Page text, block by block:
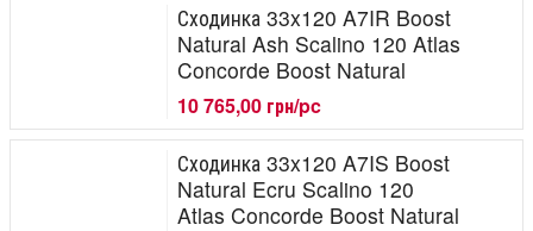
Сходинка 33x120 A7IR Boost
Natural Ash Scalino 120 Atlas
Concorde Boost Natural
10 765,00 грн/pc
Сходинка 33x120 A7IS Boost
Natural Ecru Scalino 120
Atlas Concorde Boost Natural